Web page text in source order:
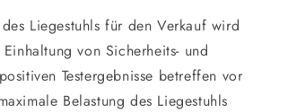
Liegestuhls für den Verkauf wird
von Sicherheits- und
Testergebnisse betreffen vor
Belastung des Liegestuhls